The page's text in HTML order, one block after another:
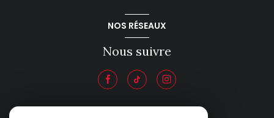
NOS RÉSEAUX
Nous suivre